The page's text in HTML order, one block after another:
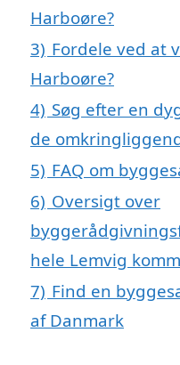
Harboøre?
3) Fordele ved at
Harboøre?
4) Søg efter en
de
5) FAQ om
6) Oversigt over
hele Lemvig
7) Find en
af Danmark